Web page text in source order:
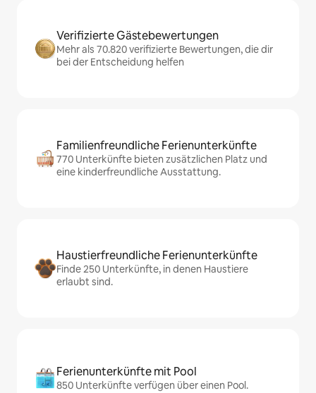
Verifizierte Gästebewertungen
Mehr als 70.820 verifizierte Bewertungen, die dir
bei der Entscheidung helfen
Familienfreundliche Ferienunterkünfte
770 Unterkünfte bieten zusätzlichen Platz und
eine kinderfreundliche Ausstattung.
Haustierfreundliche Ferienunterkünfte
Finde 250 Unterkünfte, in denen Haustiere
erlaubt sind.
Ferienunterkünfte mit Pool
850 Unterkünfte verfügen über einen Pool.